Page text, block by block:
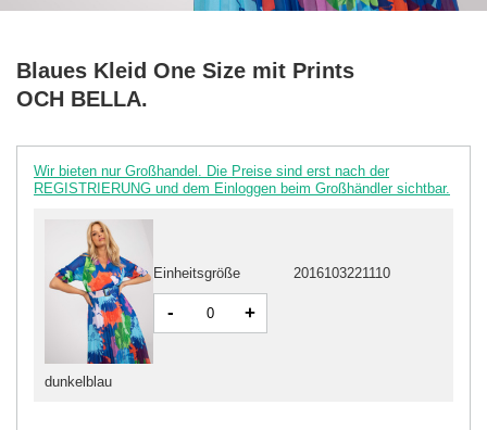
Blaues Kleid One Size mit Prints
OCH BELLA.
Wir bieten nur Großhandel. Die Preise sind erst nach der
REGISTRIERUNG und dem Einloggen beim Großhändler sichtbar.
dunkelblau
Einheitsgröße 2016103221110
- +